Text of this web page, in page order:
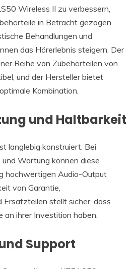
Wireless II zu verbessern,
in Betracht gezogen
Behandlungen und
das Hörerlebnis steigern. Der
Reihe von Zubehörteilen von
und der Hersteller bietet
Kombination.
und Haltbarkeit
langlebig konstruiert. Bei
Wartung können diese
hochwertigen Audio-Output
von Garantie,
Ersatzteilen stellt sicher, dass
an ihrer Investition haben.
Support